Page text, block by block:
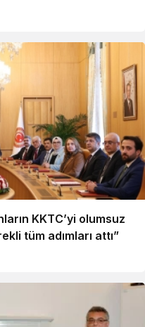
KKTC’yi olumsuz
tüm adımları attı”